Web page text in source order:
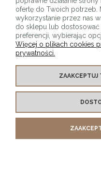
KONTAKT Z NAMI
MOJE KONTO
ofertę do Twoich potrzeb.
wykorzystanie przez nas
do sklepu lub
preferencji, wybierając
Więcej o plikach cookies
prywatności.
ZAAKCEPTUJ